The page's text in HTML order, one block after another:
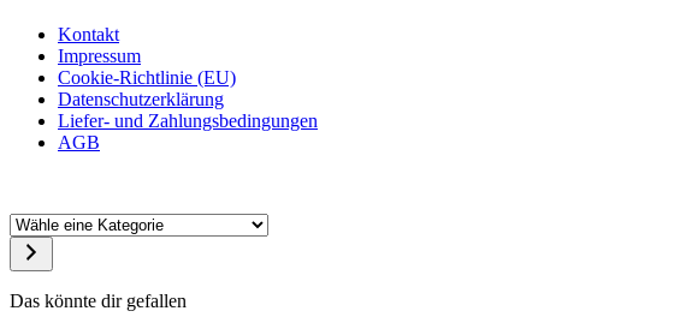
Kontakt
Impressum
Cookie-Richtlinie (EU)
Datenschutzerklärung
Liefer- und Zahlungsbedingungen
AGB
Das könnte dir gefallen